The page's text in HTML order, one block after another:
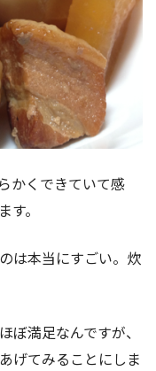
かくできていて感
。
は本当にすごい。炊
ぼ満足なんですが、
げてみることにしま